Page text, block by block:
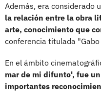
Además, era considerado
la relación entre la obra
arte, conocimiento que
conferencia titulada "Gabo
En el ámbito
mar de mi difunto', fue
importantes